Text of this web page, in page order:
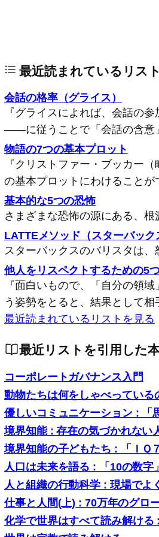
最近読まれているリスト
会話の格率（グライス）
『グライスによれば、会話の
――に従うことで「会話の含意
物語の7つの基本プロット
『クリストファー・ブッカー
の基本プロットにわけること
基本的な5つの恐怖
さまざまな恐怖の源にある、根
LATTEメソッド（スターバック
スターバックスのバリスタは、
他人をリスペクトするための5
『面白いもので、「自分の領
う姿勢をとると、結果として
最近読まれているリストを見る
最近リストを引用した
コーポレートガバナンス入門
動物たちは何をしゃべっている
優しいコミュニケーション : 「
境界知能 : 存在の気づかれない
境界知能の子どもたち : 「ＩＱ
人口は未来を語る : 「10の数
人と組織の行動科学 : 現場でよ
仕事と人間(上) : 70万年のグロ
化学で世界はすべて読み解け